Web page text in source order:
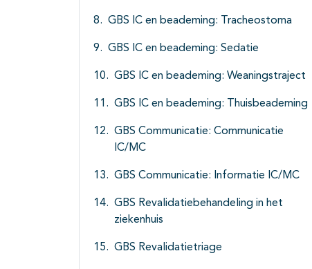
GBS IC en beademing: Tracheostoma
GBS IC en beademing: Sedatie
GBS IC en beademing: Weaningstraject
GBS IC en beademing: Thuisbeademing
GBS Communicatie: Communicatie
IC/MC
GBS Communicatie: Informatie IC/MC
GBS Revalidatiebehandeling in het
ziekenhuis
GBS Revalidatietriage